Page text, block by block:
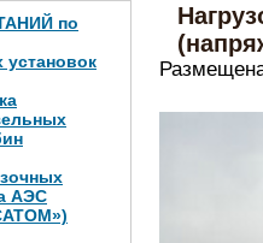
по
установок
АЭС